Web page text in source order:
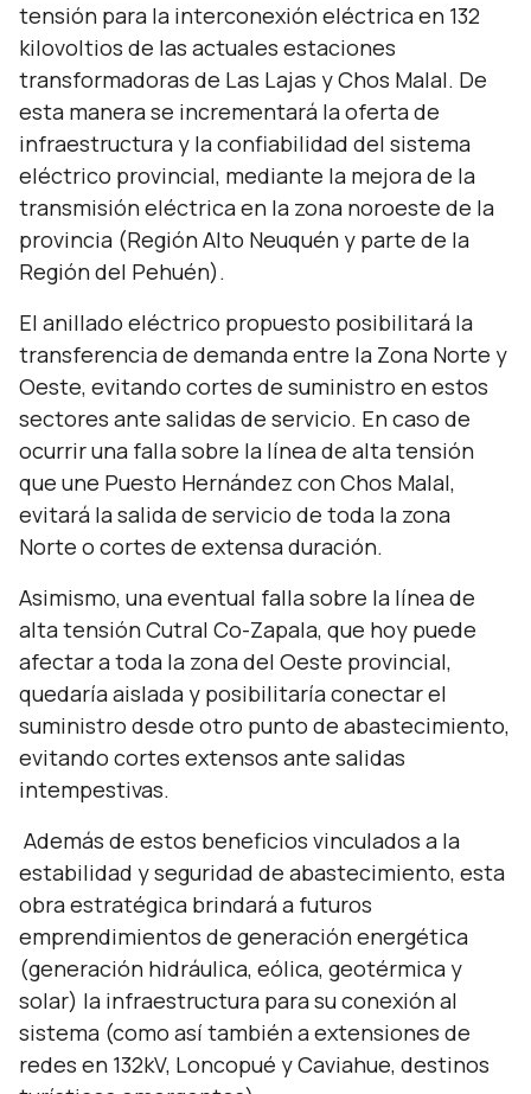
tensión para la interconexión eléctrica en 132
kilovoltios de las actuales estaciones
transformadoras de Las Lajas y Chos Malal. De
esta manera se incrementará la oferta de
infraestructura y la confiabilidad del sistema
eléctrico provincial, mediante la mejora de la
transmisión eléctrica en la zona noroeste de la
provincia (Región Alto Neuquén y parte de la
Región del Pehuén).
El anillado eléctrico propuesto posibilitará la
transferencia de demanda entre la Zona Norte y
Oeste, evitando cortes de suministro en estos
sectores ante salidas de servicio. En caso de
ocurrir una falla sobre la línea de alta tensión
que une Puesto Hernández con Chos Malal,
evitará la salida de servicio de toda la zona
Norte o cortes de extensa duración.
Asimismo, una eventual falla sobre la línea de
alta tensión Cutral Co-Zapala, que hoy puede
afectar a toda la zona del Oeste provincial,
quedaría aislada y posibilitaría conectar el
suministro desde otro punto de abastecimiento,
evitando cortes extensos ante salidas
intempestivas.
Además de estos beneficios vinculados a la
estabilidad y seguridad de abastecimiento, esta
obra estratégica brindará a futuros
emprendimientos de generación energética
(generación hidráulica, eólica, geotérmica y
solar) la infraestructura para su conexión al
sistema (como así también a extensiones de
redes en 132kV, Loncopué y Caviahue, destinos